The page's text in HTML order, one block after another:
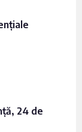
24 de